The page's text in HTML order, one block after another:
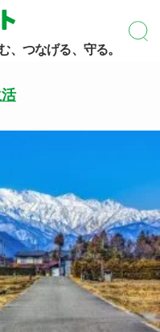
、つなげる、守る。